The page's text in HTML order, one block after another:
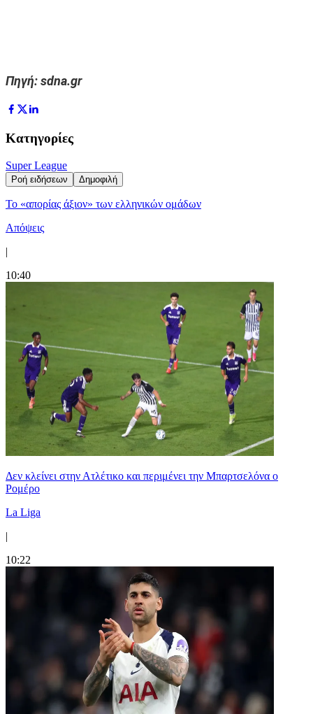
Πηγή: sdna.gr
Κατηγορίες
Super League
Ροή ειδήσεων Δημοφιλή
Το «απορίας άξιον» των ελληνικών ομάδων
Απόψεις
|
10:40
Δεν κλείνει στην Ατλέτικο και περιμένει την Μπαρτσελόνα ο
Ρομέρο
La Liga
|
10:22